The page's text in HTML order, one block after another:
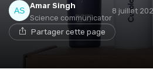
Amar Singh
Science communicator
8 juillet
Partager cette page